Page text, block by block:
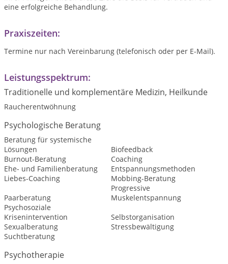
eine erfolgreiche Behandlung.
Praxiszeiten:
Termine nur nach Vereinbarung (telefonisch oder per E-Mail).
Leistungsspektrum:
Traditionelle und komplementäre Medizin, Heilkunde
Raucherentwöhnung
Psychologische Beratung
Beratung für systemische
Lösungen
Biofeedback
Burnout-Beratung
Coaching
Ehe- und Familienberatung
Entspannungsmethoden
Liebes-Coaching
Mobbing-Beratung
Paarberatung
Progressive
Muskelentspannung
Psychosoziale
Krisenintervention
Selbstorganisation
Sexualberatung
Stressbewältigung
Suchtberatung
Psychotherapie